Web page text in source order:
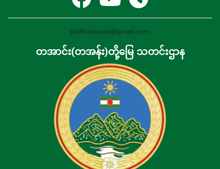
pslftnlanews@gmail.com
တအာင်း(တအန်း)တို့မြေ သတင်းဌာန